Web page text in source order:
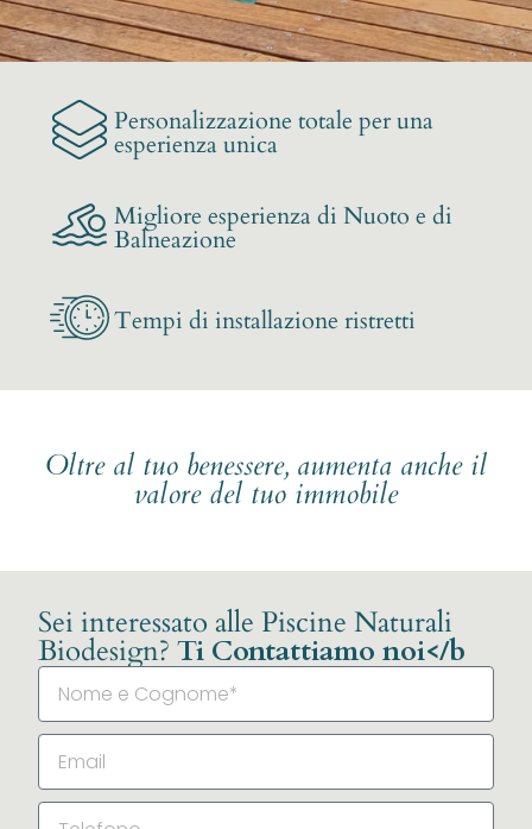
Personalizzazione totale per una
esperienza unica
Migliore esperienza di Nuoto e di
Balneazione
Tempi di installazione ristretti
Oltre al tuo benessere, aumenta anche il
valore del tuo immobile
Sei interessato alle Piscine Naturali
Biodesign? Ti Contattiamo noi</b